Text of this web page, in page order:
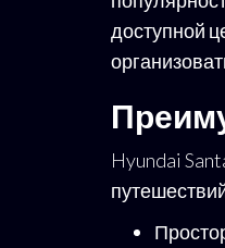
доступной
Hyundai